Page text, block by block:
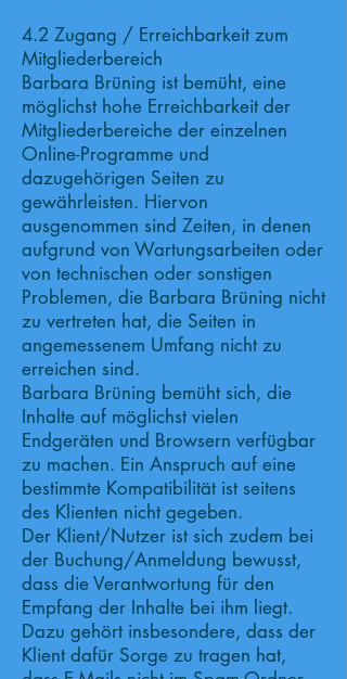
4.2 Zugang / Erreichbarkeit zum
Mitgliederbereich
Barbara Brüning ist bemüht, eine
möglichst hohe Erreichbarkeit der
Mitgliederbereiche der einzelnen
Online-Programme und
dazugehörigen Seiten zu
gewährleisten. Hiervon
ausgenommen sind Zeiten, in denen
aufgrund von Wartungsarbeiten oder
von technischen oder sonstigen
Problemen, die Barbara Brüning nicht
zu vertreten hat, die Seiten in
angemessenem Umfang nicht zu
erreichen sind.
Barbara Brüning bemüht sich, die
Inhalte auf möglichst vielen
Endgeräten und Browsern verfügbar
zu machen. Ein Anspruch auf eine
bestimmte Kompatibilität ist seitens
des Klienten nicht gegeben.
Der Klient/Nutzer ist sich zudem bei
der Buchung/Anmeldung bewusst,
dass die Verantwortung für den
Empfang der Inhalte bei ihm liegt.
Dazu gehört insbesondere, dass der
Klient dafür Sorge zu tragen hat,